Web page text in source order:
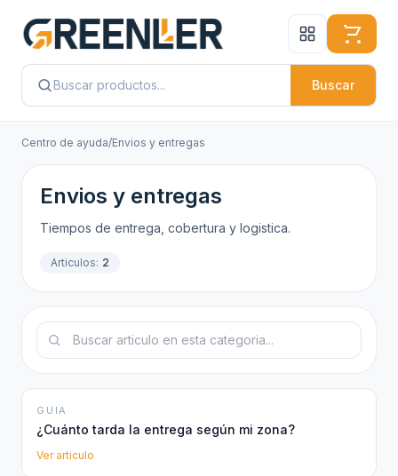
Buscar
Centro de ayuda/Envios y entregas
Envios y entregas
Tiempos de entrega, cobertura y logistica.
Articulos: 2
GUIA
¿Cuánto tarda la entrega según mi zona?
Ver articulo